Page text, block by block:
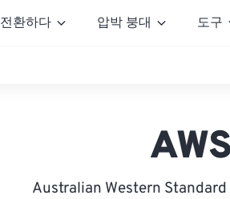
전환하다 압박 붕대 도구
Australian Western